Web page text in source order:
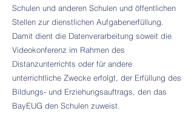
Schulen und anderen Schulen und öffentlichen
Stellen zur dienstlichen Aufgabenerfüllung.
Damit dient die Datenverarbeitung soweit die
Videokonferenz im Rahmen des
Distanzunterrichts oder für andere
unterrichtliche Zwecke erfolgt, der Erfüllung des
Bildungs- und Erziehungsauftrags, den das
BayEUG den Schulen zuweist.